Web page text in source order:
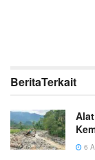
BeritaTerkait
6